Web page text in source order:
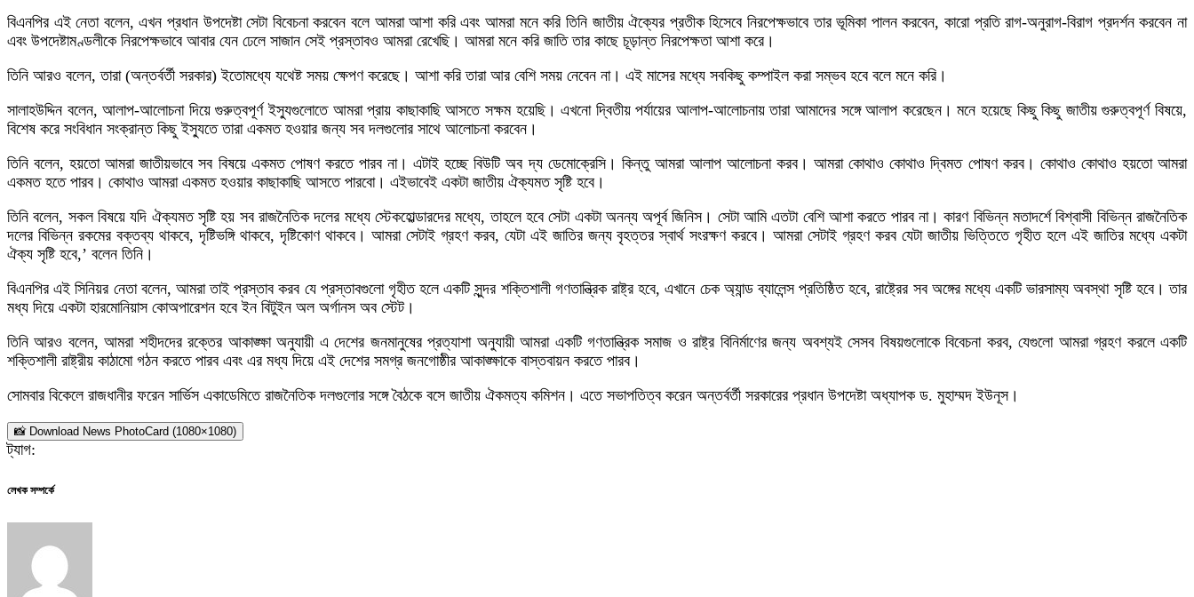
বিএনপির এই নেতা বলেন, এখন প্রধান উপদেষ্টা সেটা বিবেচনা করবেন বলে আমরা আশা করি এবং আমরা মনে করি তিনি জাতীয় ঐক্যের প্রতীক হিসেবে নিরপেক্ষভাবে তার ভূমিকা পালন করবেন, কারো প্রতি রাগ-অনুরাগ-বিরাগ প্রদর্শন করবেন না
এবং উপদেষ্টামণ্ডলীকে নিরপেক্ষভাবে আবার যেন ঢেলে সাজান সেই প্রস্তাবও আমরা রেখেছি। আমরা মনে করি জাতি তার কাছে চূড়ান্ত নিরপেক্ষতা আশা করে।
তিনি আরও বলেন, তারা (অন্তর্বর্তী সরকার) ইতোমধ্যে যথেষ্ট সময় ক্ষেপণ করেছে। আশা করি তারা আর বেশি সময় নেবেন না। এই মাসের মধ্যে সবকিছু কম্পাইল করা সম্ভব হবে বলে মনে করি।
সালাহউদ্দিন বলেন, আলাপ-আলোচনা দিয়ে গুরুত্বপূর্ণ ইস্যুগুলোতে আমরা প্রায় কাছাকাছি আসতে সক্ষম হয়েছি। এখনো দ্বিতীয় পর্যায়ের আলাপ-আলোচনায় তারা আমাদের সঙ্গে আলাপ করেছেন। মনে হয়েছে কিছু কিছু জাতীয় গুরুত্বপূর্ণ বিষয়ে,
বিশেষ করে সংবিধান সংক্রান্ত কিছু ইস্যুতে তারা একমত হওয়ার জন্য সব দলগুলোর সাথে আলোচনা করবেন।
তিনি বলেন, হয়তো আমরা জাতীয়ভাবে সব বিষয়ে একমত পোষণ করতে পারব না। এটাই হচ্ছে বিউটি অব দ্য ডেমোক্রেসি। কিন্তু আমরা আলাপ আলোচনা করব। আমরা কোথাও কোথাও দ্বিমত পোষণ করব। কোথাও কোথাও হয়তো আমরা
একমত হতে পারব। কোথাও আমরা একমত হওয়ার কাছাকাছি আসতে পারবো। এইভাবেই একটা জাতীয় ঐক্যমত সৃষ্টি হবে।
তিনি বলেন, সকল বিষয়ে যদি ঐক্যমত সৃষ্টি হয় সব রাজনৈতিক দলের মধ্যে স্টেকহোল্ডারদের মধ্যে, তাহলে হবে সেটা একটা অনন্য অপূর্ব জিনিস। সেটা আমি এতটা বেশি আশা করতে পারব না। কারণ বিভিন্ন মতাদর্শে বিশ্বাসী বিভিন্ন রাজনৈতিক
দলের বিভিন্ন রকমের বক্তব্য থাকবে, দৃষ্টিভঙ্গি থাকবে, দৃষ্টিকোণ থাকবে। আমরা সেটাই গ্রহণ করব, যেটা এই জাতির জন্য বৃহত্তর স্বার্থ সংরক্ষণ করবে। আমরা সেটাই গ্রহণ করব যেটা জাতীয় ভিত্তিতে গৃহীত হলে এই জাতির মধ্যে একটা
ঐক্য সৃষ্টি হবে,’ বলেন তিনি।
বিএনপির এই সিনিয়র নেতা বলেন, আমরা তাই প্রস্তাব করব যে প্রস্তাবগুলো গৃহীত হলে একটি সুন্দর শক্তিশালী গণতান্ত্রিক রাষ্ট্র হবে, এখানে চেক অ্যান্ড ব্যালেন্স প্রতিষ্ঠিত হবে, রাষ্ট্রের সব অঙ্গের মধ্যে একটি ভারসাম্য অবস্থা সৃষ্টি হবে। তার
মধ্য দিয়ে একটা হারমোনিয়াস কোঅপারেশন হবে ইন বিটুইন অল অর্গানস অব স্টেট।
তিনি আরও বলেন, আমরা শহীদদের রক্তের আকাঙ্ক্ষা অনুযায়ী এ দেশের জনমানুষের প্রত্যাশা অনুযায়ী আমরা একটি গণতান্ত্রিক সমাজ ও রাষ্ট্র বিনির্মাণের জন্য অবশ্যই সেসব বিষয়গুলোকে বিবেচনা করব, যেগুলো আমরা গ্রহণ করলে একটি
শক্তিশালী রাষ্ট্রীয় কাঠামো গঠন করতে পারব এবং এর মধ্য দিয়ে এই দেশের সমগ্র জনগোষ্ঠীর আকাঙ্ক্ষাকে বাস্তবায়ন করতে পারব।
সোমবার বিকেলে রাজধানীর ফরেন সার্ভিস একাডেমিতে রাজনৈতিক দলগুলোর সঙ্গে বৈঠকে বসে জাতীয় ঐকমত্য কমিশন। এতে সভাপতিত্ব করেন অন্তর্বর্তী সরকারের প্রধান উপদেষ্টা অধ্যাপক ড. মুহাম্মদ ইউনূস।
📸 Download News PhotoCard (1080×1080)
ট্যাগ:
লেখক সম্পর্কে